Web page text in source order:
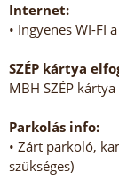
Internet:
• Ingyenes WI-FI
SZÉP kártya
MBH SZÉP kártya
Parkolás info:
• Zárt parkoló,
szükséges)